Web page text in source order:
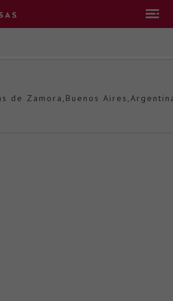
de Zamora,Buenos